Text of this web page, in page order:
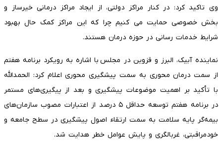
وی تاکید کرد: در کنار مراکز دولتی، از ایجاد مراکز درمانی خیرساز و
بخش خصوصی حمایت می کنیم چرا که این مراکز کمک حال بهبود
شرایط خدمات رسانی در حوزه درمان هستند.
نماینده آبیک، البرز و قزوین در مجلس با اشاره به رویکرد برنامه هفتم
از سمت درمان محوری به سمت پیشگیری محوری اعلام کرد: الحمدالله
با تأکید بر اهمیت موضوعات پیشگیری و بعد از پیگیری‌های مستمر
در برنامه هفتم توسعه حداقل ۵ درصد از اعتبارات مصوب سازمان‌های
بیمه‌گر پایه سلامت به سمت ارتقاء اصول پیشگیری در سطح جامعه و
خودمراقبتی، غربالگری و پایش عوامل خطر هدایت شد.